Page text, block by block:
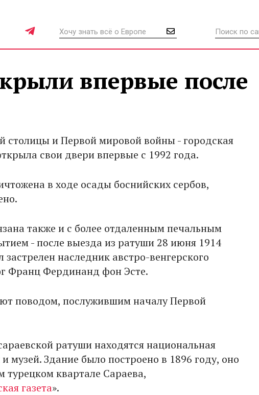
впервые после
столицы и Первой мировой войны - городская
свои двери впервые с 1992 года.
в ходе осады боснийских сербов,
также и с более отдаленным печальным
- после выезда из ратуши 28 июня 1914
наследник австро-венгерского
Франц Фердинанд фон Эсте.
поводом, послужившим началу Первой
ратуши находятся национальная
музей. Здание было построено в 1896 году, оно
турецком квартале Сараева,
газета».